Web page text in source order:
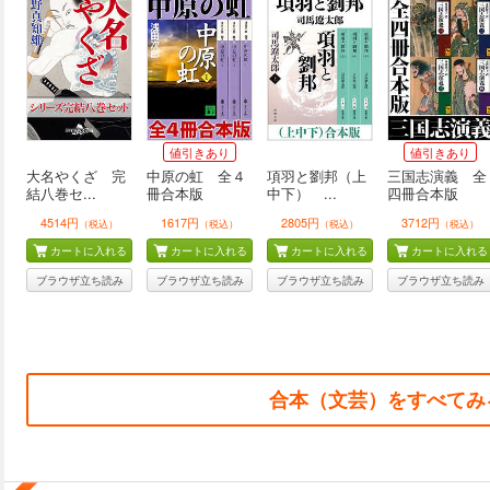
大名やくざ 完
結八巻セ...
4514円 （税込）
カートに入れる
ブラウザ立ち読み
値引きあり
中原の虹 全４
冊合本版
1617円 （税込）
カートに入れる
ブラウザ立ち読み
項羽と劉邦（上
中下） ...
2805円 （税込）
カートに入れる
ブラウザ立ち読み
値引きあり
三国志演義 全
四冊合本版
3712円 （税込）
カートに入れる
ブラウザ立ち読み
合本（文芸）をすべて